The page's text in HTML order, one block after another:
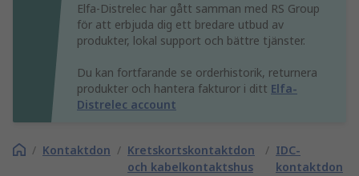
Elfa-Distrelec har gått samman med RS Group
för att erbjuda dig ett bredare utbud av
produkter, lokal support och bättre tjänster.
Du kan fortfarande se orderhistorik, returnera
produkter och hantera fakturor i ditt Elfa-
Distrelec account
/ Kontaktdon / Kretskortskontaktdon
och kabelkontaktshus
/ IDC-
kontaktdon